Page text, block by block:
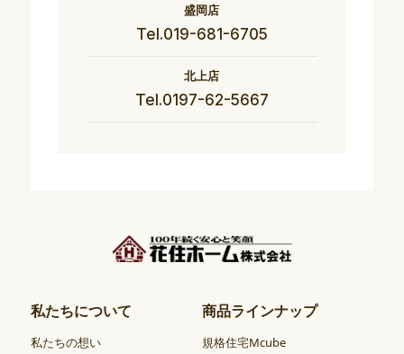
盛岡店
Tel.019-681-6705
北上店
Tel.0197-62-5667
私たちについて
私たちの想い
商品ラインナップ
規格住宅Mcube